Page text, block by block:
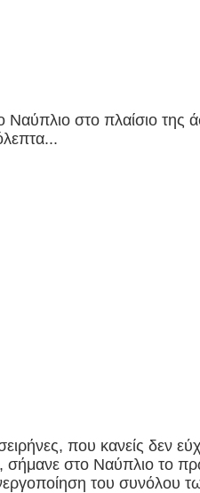
Ναύπλιο στο πλαίσιο της
που κανείς δεν
σήμανε στο Ναύπλιο το
του συνόλου